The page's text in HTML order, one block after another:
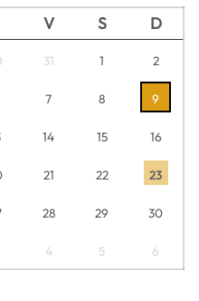
V S D
31 1 2
7 8 9
14 15 16
21 22 23
28 29 30
4 5 6